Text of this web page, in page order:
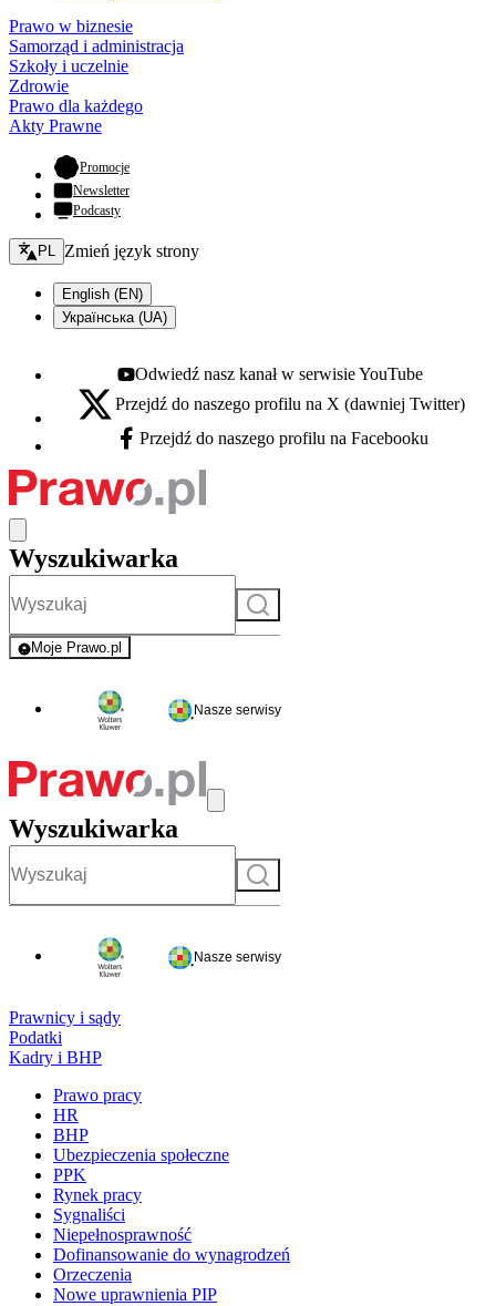
Prawo w biznesie
Samorząd i administracja
Szkoły i uczelnie
Zdrowie
Prawo dla każdego
Akty Prawne
Promocje- otwiera się w nowej karcie
Newsletter
Podcasty
Zmień język - bieżący:
PL Zmień język strony
English (EN)
Українська (UA)
Youtube - otwiera się w nowej karcie
Odwiedź nasz kanał w serwisie YouTube
X - otwiera się w nowej karcie
Przejdź do naszego profilu na X (dawniej Twitter)
Facebook - otwiera się w nowej karcie
Przejdź do naszego profilu na Facebooku
Wyszukiwarka
Szukaj
Moje Prawo.pl
- rejestracja i logowanie do serwisu
Nasze serwisy
Wyszukiwarka
Szukaj
Nasze serwisy
Prawnicy i sądy
Podatki
Kadry i BHP
Prawo pracy
HR
BHP
Ubezpieczenia społeczne
PPK
Rynek pracy
Sygnaliści
Niepełnosprawność
Dofinansowanie do wynagrodzeń
Orzeczenia
Nowe uprawnienia PIP